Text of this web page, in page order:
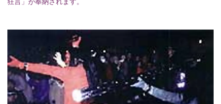
狂言」が奉納されます。